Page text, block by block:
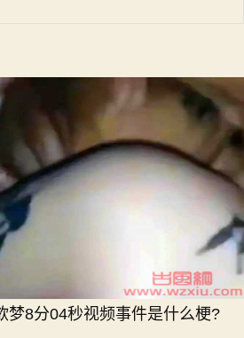
梦8分04秒视频事件是什么梗?